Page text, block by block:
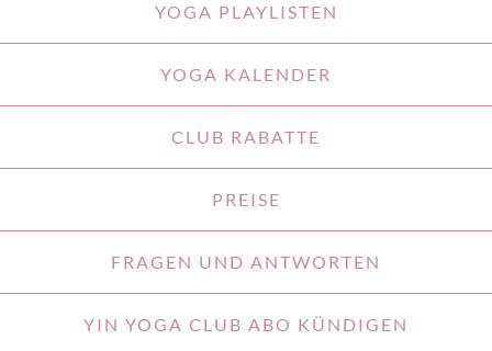
YOGA PLAYLISTEN
YOGA KALENDER
CLUB RABATTE
PREISE
FRAGEN UND ANTWORTEN
YIN YOGA CLUB ABO KÜNDIGEN